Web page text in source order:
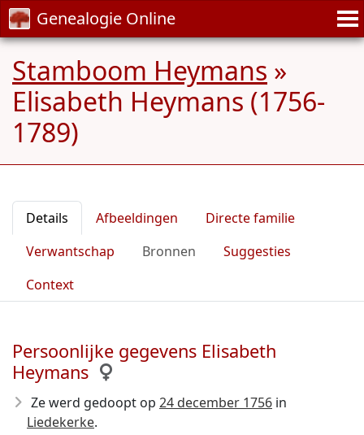
Genealogie Online
Stamboom Heymans »
Elisabeth Heymans (1756-
1789)
Details Afbeeldingen
Directe familie
Verwantschap
Bronnen
Suggesties
Context
Persoonlijke gegevens Elisabeth
Heymans
Ze werd gedoopt op 24 december 1756 in
Liedekerke.